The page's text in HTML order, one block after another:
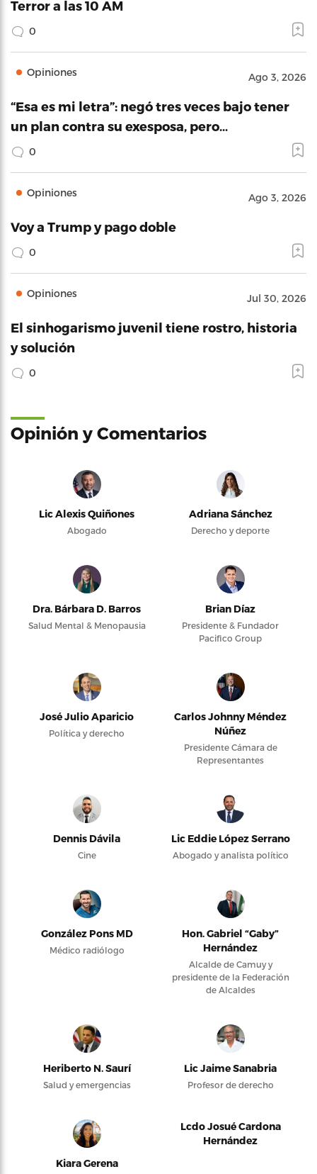
Terror a las 10 AM
0
Opiniones Ago 3, 2026
“Esa es mi letra”: negó tres veces bajo tener
un plan contra su exesposa, pero…
0
Opiniones Ago 3, 2026
Voy a Trump y pago doble
0
Opiniones Jul 30, 2026
El sinhogarismo juvenil tiene rostro, historia
y solución
0
Opinión y Comentarios
Lic Alexis Quiñones
Abogado
Adriana Sánchez
Derecho y deporte
Dra. Bárbara D. Barros
Salud Mental & Menopausia
Brian Díaz
Presidente & Fundador
Pacifico Group
José Julio Aparicio
Política y derecho
Carlos Johnny Méndez
Núñez
Presidente Cámara de
Representantes
Dennis Dávila
Cine
Lic Eddie López Serrano
Abogado y analista político
González Pons MD
Médico radiólogo
Hon. Gabriel “Gaby”
Hernández
Alcalde de Camuy y
presidente de la Federación
de Alcaldes
Heriberto N. Saurí
Salud y emergencias
Lic Jaime Sanabria
Profesor de derecho
Kiara Gerena
Lcdo Josué Cardona
Hernández